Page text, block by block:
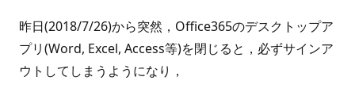
昨日(2018/7/26)から突然，Office365のデスクトップア
プリ(Word, Excel, Access等)を閉じると，必ずサインア
ウトしてしまうようになり，